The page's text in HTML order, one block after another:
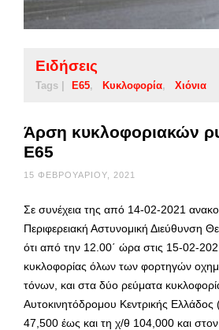
Ειδήσεις
Tags | Ε65 Κυκλοφορία Χιόνια
Άρση κυκλοφοριακών
Ε65
15 ΦΕΒΡΟΥΑΡΊΟΥ, 2021
Σε συνέχεια της από 14-02-2021
Περιφερειακή Αστυνομική Διεύθυνση
ότι από την 12.00΄ ώρα στις 15-02-
κυκλοφορίας όλων των φορτηγών
τόνων, και στα δύο ρεύματα
Αυτοκινητόδρομου Κεντρικής
47,500 έως και τη χ/θ 104,000 και στον